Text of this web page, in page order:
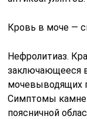
Кровь в моче —
Нефролитиаз.
заключающееся
мочевыводящих
Симптомы
поясничной